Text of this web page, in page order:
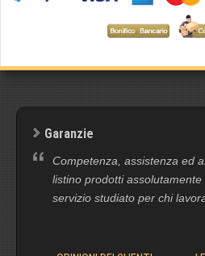
Garanzie
Competenza, assistenza ed
listino prodotti assolutamente
servizio studiato per chi